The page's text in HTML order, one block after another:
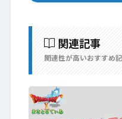
関連記事
関連性が高いおすすめ